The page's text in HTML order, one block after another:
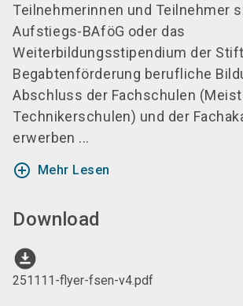
Teilnehmerinnen und Teilnehmer
Aufstiegs-BAföG oder das
Weiterbildungsstipendium der
Begabtenförderung berufliche
Abschluss der Fachschulen
Technikerschulen) und der
erwerben ...
add_circle_outline Mehr Lesen
Download
download_for_offline
251111-flyer-fsen-v4.pdf